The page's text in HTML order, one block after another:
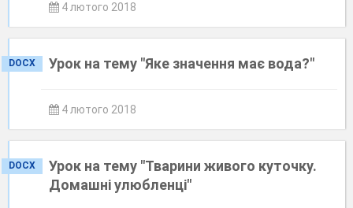
4 лютого 2018
DOCX Урок на тему "Яке значення має вода?"
4 лютого 2018
DOCX
Урок на тему "Тварини живого куточку.
Домашні улюбленці"